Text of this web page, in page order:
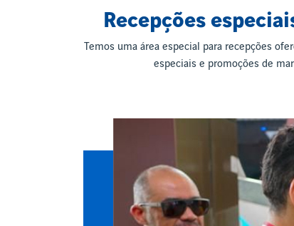
Recepções
Temos uma área especial para recepções
especiais e promoções de